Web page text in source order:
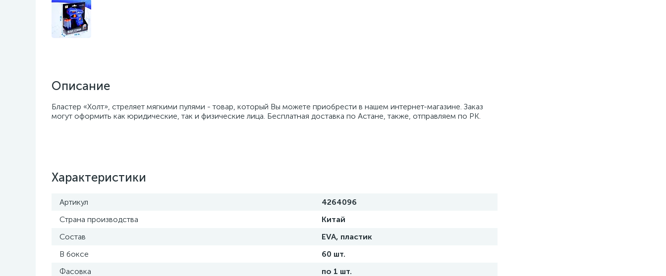
Описание
Бластер «Холт», стреляет мягкими пулями - товар, который Вы можете приобрести в нашем интернет-магазине. Заказ
могут оформить как юридические, так и физические лица. Бесплатная доставка по Астане, также, отправляем по РК.
Характеристики
Артикул
4264096
Страна производства
Китай
Состав
EVA, пластик
В боксе
60 шт.
Фасовка
по 1 шт.